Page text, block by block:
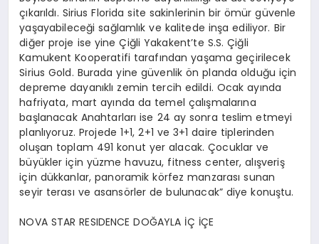
çıkarıldı. Sirius Florida site sakinlerinin bir ömür güvenle
yaşayabileceği sağlamlık ve kalitede inşa ediliyor. Bir
diğer proje ise yine Çiğli Yakakent’te S.S. Çiğli
Kamukent Kooperatifi tarafından yaşama geçirilecek
Sirius Gold. Burada yine güvenlik ön planda olduğu için
depreme dayanıklı zemin tercih edildi. Ocak ayında
hafriyata, mart ayında da temel çalışmalarına
başlanacak Anahtarları ise 24 ay sonra teslim etmeyi
planlıyoruz. Projede 1+1, 2+1 ve 3+1 daire tiplerinden
oluşan toplam 491 konut yer alacak. Çocuklar ve
büyükler için yüzme havuzu, fitness center, alışveriş
için dükkanlar, panoramik körfez manzarası sunan
seyir terası ve asansörler de bulunacak” diye konuştu.
NOVA STAR RESIDENCE DOĞAYLA İÇ İÇE